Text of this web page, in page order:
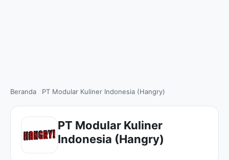
Beranda PT Modular Kuliner Indonesia (Hangry)
PT Modular Kuliner
Indonesia (Hangry)